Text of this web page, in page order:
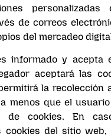
personalizadas
de correos
del mercadeo
informado y acepta
aceptará las
la recolección
menos que el
de cookies. En
cookies del sitio web,